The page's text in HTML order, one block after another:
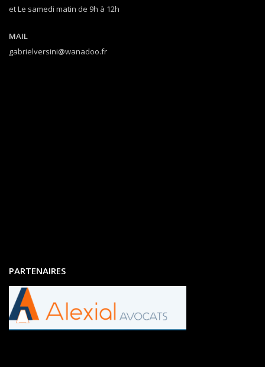
et Le samedi matin de 9h à 12h
MAIL
gabrielversini@wanadoo.fr
PARTENAIRES